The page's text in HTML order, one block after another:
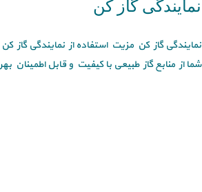
نمایندگی گاز کن
نمایندگی گاز کن مزیت استفاده از نمایندگی گاز
شما از منابع گاز طبیعی با کیفیت و قابل